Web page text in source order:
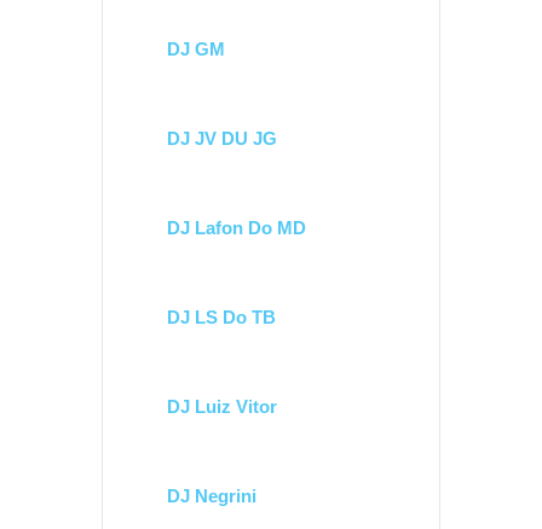
DJ GM
DJ JV DU JG
DJ Lafon Do MD
DJ LS Do TB
DJ Luiz Vitor
DJ Negrini